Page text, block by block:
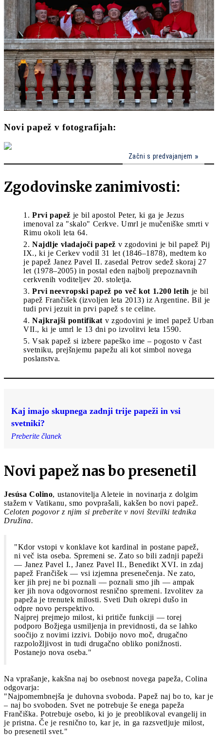
Novi papež v fotografijah:
Začni s predvajanjem
Zgodovinske zanimivosti:
Prvi papež je bil apostol Peter, ki ga je Jezus
imenoval za "skalo" Cerkve. Umrl je mučeniške smrti v
Rimu okoli leta 64.
Najdlje vladajoči papež v zgodovini je bil papež Pij
IX., ki je Cerkev vodil 31 let (1846–1878), medtem ko
je papež Janez Pavel II. zasedal Petrov sedež skoraj 27
let (1978–2005) in postal eden najbolj prepoznavnih
cerkvenih voditeljev 20. stoletja.
Prvi neevropski papež po več kot 1.200 letih je bil
papež Frančišek (izvoljen leta 2013) iz Argentine. Bil je
tudi prvi jezuit in prvi papež s te celine.
Najkrajši pontifikat v zgodovini je imel papež Urban
VII., ki je umrl le 13 dni po izvolitvi leta 1590.
Vsak papež si izbere papeško ime – pogosto v čast
svetniku, prejšnjemu papežu ali kot simbol novega
poslanstva.
Kaj imajo skupnega zadnji trije papeži in vsi
svetniki?
Preberite članek
Novi papež nas bo presenetil
Jesúsa Colino, ustanovitelja Aleteie in novinarja z dolgim
stažem v Vatikanu, smo povprašali, kakšen bo novi papež.
Celoten pogovor z njim si preberite v novi številki tednika
Družina.
"Kdor vstopi v konklave kot kardinal in postane papež,
ni več ista oseba. Spremeni se. Zato so bili zadnji papeži
— Janez Pavel I., Janez Pavel II., Benedikt XVI. in zdaj
papež Frančišek — vsi izjemna presenečenja. Ne zato,
ker jih prej ne bi poznali — poznali smo jih — ampak
ker jih nova odgovornost resnično spremeni. Izvolitev za
papeža je trenutek milosti. Sveti Duh okrepi dušo in
odpre novo perspektivo.
Najprej prejmejo milost, ki pritiče funkciji — torej
podporo Božjega usmiljenja in previdnosti, da se lahko
soočijo z novimi izzivi. Dobijo novo moč, drugačno
razpoložljivost in tudi drugačno obliko ponižnosti.
Postanejo nova oseba."
Na vprašanje, kakšna naj bo osebnost novega papeža, Colina
odgovarja:
"Najpomembnejša je duhovna svoboda. Papež naj bo to, kar je
– naj bo svoboden. Svet ne potrebuje še enega papeža
Frančiška. Potrebuje osebo, ki jo je preoblikoval evangelij in
je pristna. Če je resnično to, kar je, in ga razsvetljuje milost,
bo presenetil svet."